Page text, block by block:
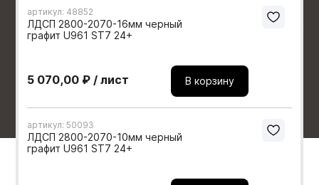
Мебельные образцы, каталоги
артикул: 48852
ЛДСП 2800-2070-16мм черный
графит U961 ST7 24+
5 070,00 ₽ / лист В корзину
артикул: 50093
ЛДСП 2800-2070-10мм черный
графит U961 ST7 24+